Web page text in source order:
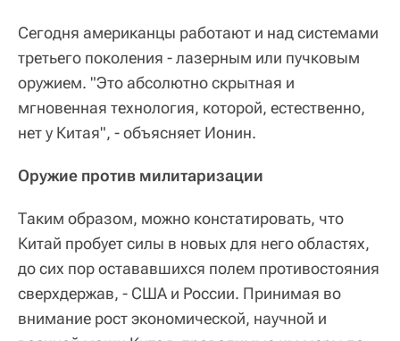
Сегодня американцы работают и над системами
третьего поколения - лазерным или пучковым
оружием. "Это абсолютно скрытная и
мгновенная технология, которой, естественно,
нет у Китая", - объясняет Ионин.
Оружие против милитаризации
Таким образом, можно констатировать, что
Китай пробует силы в новых для него областях,
до сих пор остававшихся полем противостояния
сверхдержав, - США и России. Принимая во
внимание рост экономической, научной и